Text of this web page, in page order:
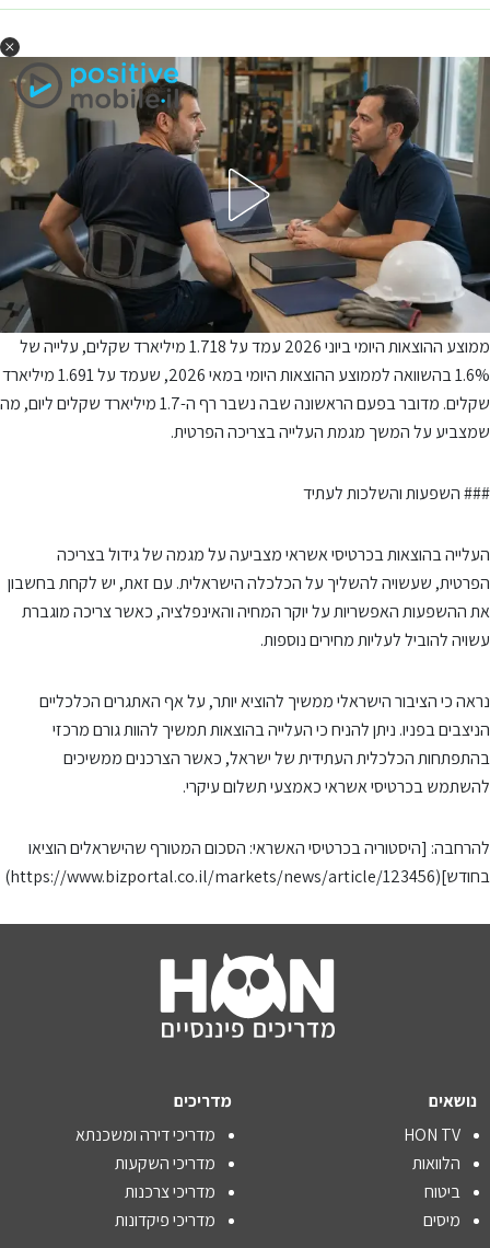
ממוצע ההוצאות היומי ביוני 2026 עמד על 1.718 מיליארד שקלים, עלייה של
1.6% בהשוואה לממוצע ההוצאות היומי במאי 2026, שעמד על 1.691 מיליארד
שקלים. מדובר בפעם הראשונה שבה נשבר רף ה-1.7 מיליארד שקלים ליום, מה
שמצביע על המשך מגמת העלייה בצריכה הפרטית.
### השפעות והשלכות לעתיד
העלייה בהוצאות בכרטיסי אשראי מצביעה על מגמה של גידול בצריכה
הפרטית, שעשויה להשליך על הכלכלה הישראלית. עם זאת, יש לקחת בחשבון
את ההשפעות האפשריות על יוקר המחיה והאינפלציה, כאשר צריכה מוגברת
עשויה להוביל לעליות מחירים נוספות.
נראה כי הציבור הישראלי ממשיך להוציא יותר, על אף האתגרים הכלכליים
הניצבים בפניו. ניתן להניח כי העלייה בהוצאות תמשיך להוות גורם מרכזי
בהתפתחות הכלכלית העתידית של ישראל, כאשר הצרכנים ממשיכים
להשתמש בכרטיסי אשראי כאמצעי תשלום עיקרי.
להרחבה: [היסטוריה בכרטיסי האשראי: הסכום המטורף שהישראלים הוציאו
בחודש](https://www.bizportal.co.il/markets/news/article/123456)
נושאים
HON TV
הלוואות
ביטוח
מיסים
מדריכים
מדריכי דירה ומשכנתא
מדריכי השקעות
מדריכי צרכנות
מדריכי פיקדונות